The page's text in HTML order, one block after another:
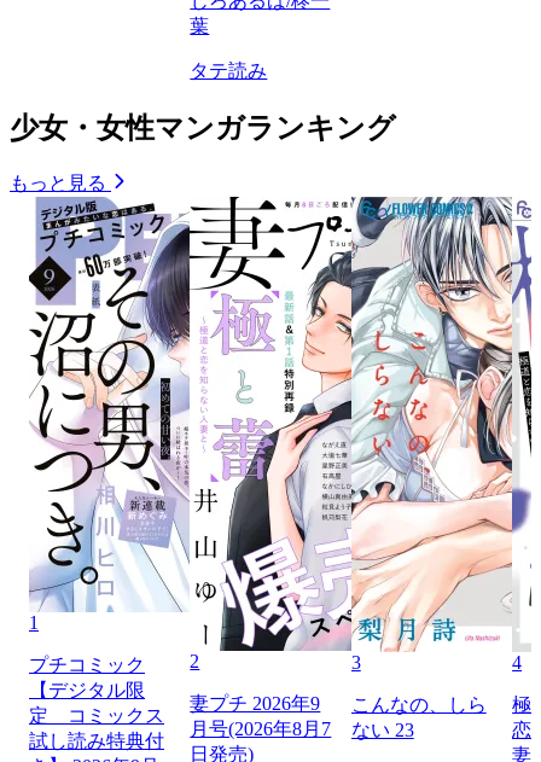
葉
タテ読み
少女・女性マンガランキング
もっと見る
1
プチコミック
【デジタル限
定 コミックス
試し読み特典付
2
妻プチ 2026年9
月号(2026年8月7
日発売)
3
こんなの、しら
ない 23
4
極
恋
妻